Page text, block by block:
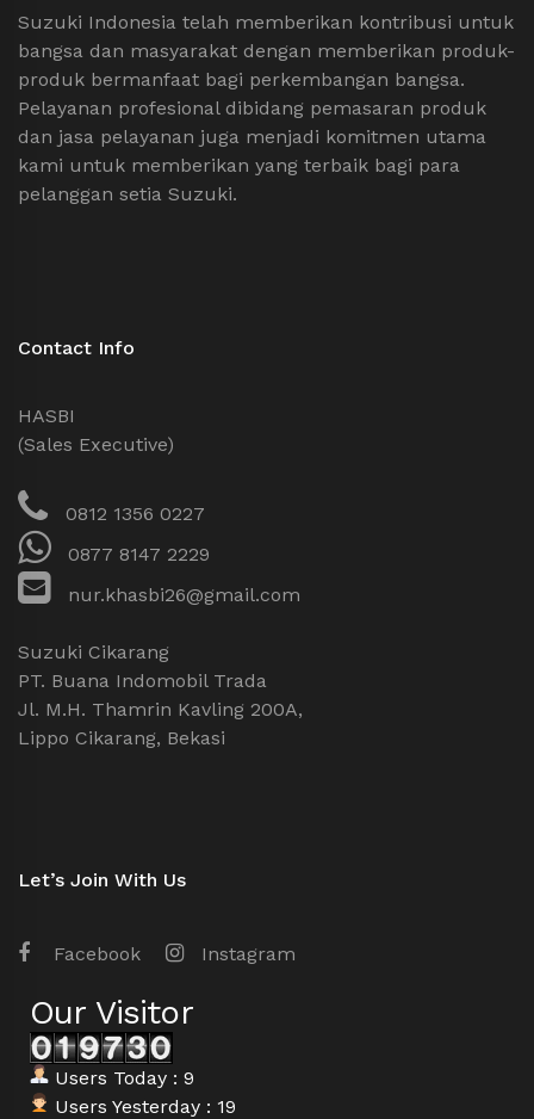
Suzuki Indonesia telah memberikan kontribusi untuk
bangsa dan masyarakat dengan memberikan produk-
produk bermanfaat bagi perkembangan bangsa.
Pelayanan profesional dibidang pemasaran produk
dan jasa pelayanan juga menjadi komitmen utama
kami untuk memberikan yang terbaik bagi para
pelanggan setia Suzuki.
Contact Info
HASBI
(Sales Executive)
0812 1356 0227
0877 8147 2229
nur.khasbi26@gmail.com
Suzuki Cikarang
PT. Buana Indomobil Trada
Jl. M.H. Thamrin Kavling 200A,
Lippo Cikarang, Bekasi
Let’s Join With Us
Facebook Instagram
Our Visitor
Users Today : 9
Users Yesterday : 19